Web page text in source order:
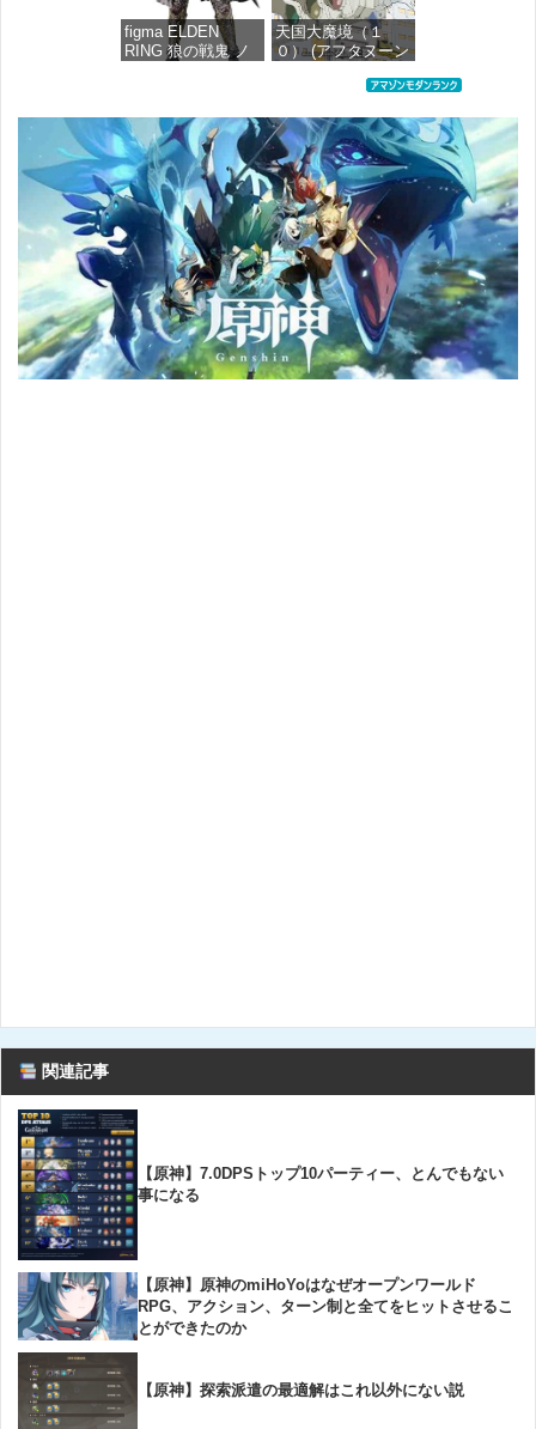
figma ELDEN
RING 狼の戦鬼 ノ
価格：¥13,115
天国大魔境（１
０） (アフタヌーン
関連記事
【原神】7.0DPSトップ10パーティー、とんでもない
事になる
【原神】原神のmiHoYoはなぜオープンワールド
RPG、アクション、ターン制と全てをヒットさせるこ
とができたのか
【原神】探索派遣の最適解はこれ以外にない説